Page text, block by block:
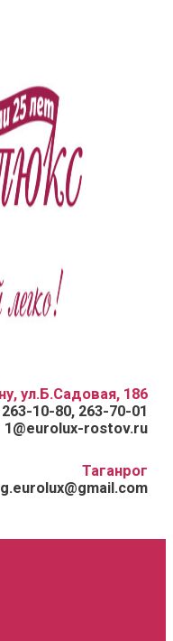
ул.Б.Садовая, 186
10-80, 263-70-01
1@eurolux-rostov.ru
Таганрог